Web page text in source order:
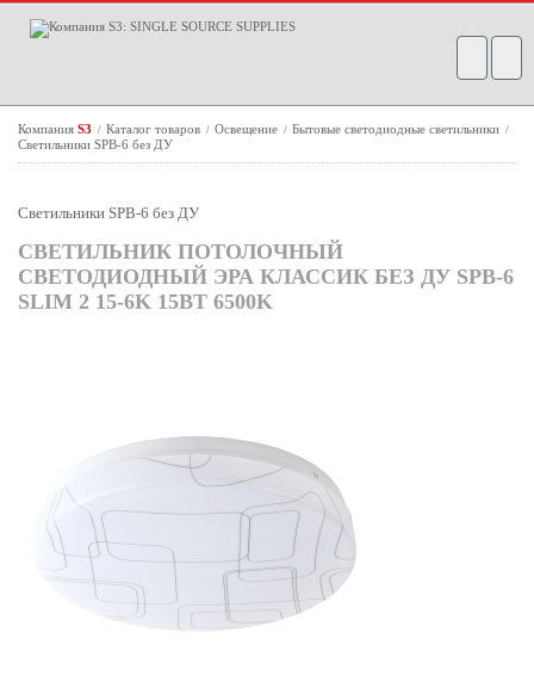
Компания S3 / Каталог товаров / Освещение / Бытовые светодиодные светильники /
Светильники SPB-6 без ДУ
Светильники SPB-6 без ДУ
СВЕТИЛЬНИК ПОТОЛОЧНЫЙ
СВЕТОДИОДНЫЙ ЭРА КЛАССИК БЕЗ ДУ SPB-6
SLIM 2 15-6K 15ВТ 6500K